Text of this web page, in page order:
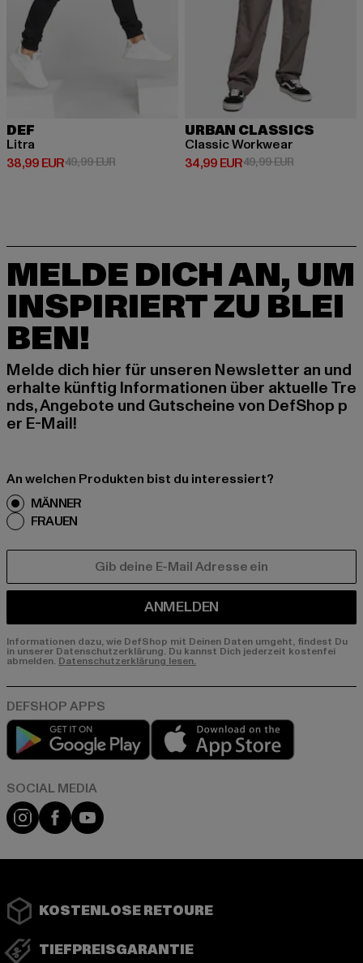
DEF
Litra
38,99 EUR
Derzeitiger Preis: 38,99 EUR
49,99 EURAktionspreis: 49,99 EUR
URBAN CLASSICS
Classic Workwear
34,99 EUR
Derzeitiger Preis: 34,99 EUR
49,99 EURAktionspreis:
MELDE DICH AN, UM
INSPIRIERT ZU BLEI
BEN!
Melde dich hier für unseren Newsletter an und
erhalte künftig Informationen über aktuelle Tre
nds, Angebote und Gutscheine von DefShop p
er E-Mail!
An welchen Produkten bist du interessiert?
MÄNNER
FRAUEN
ANMELDEN
Informationen dazu, wie DefShop mit Deinen Daten umgeht, findest Du
in unserer Datenschutzerklärung. Du kannst Dich jederzeit kostenfei
abmelden. Datenschutzerklärung lesen.
Play market
Instagram
FacebookYouTube
KOSTENLOSE RETOURE
TIEFPREISGARANTIE